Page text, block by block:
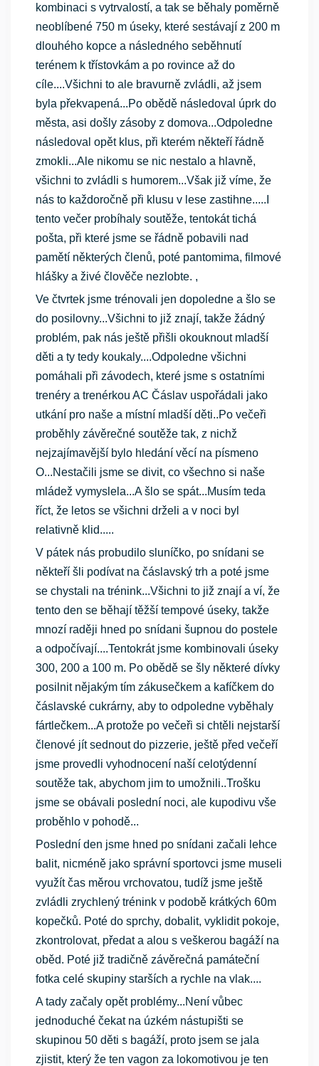
kombinaci s vytrvalostí, a tak se běhaly poměrně
neoblíbené 750 m úseky, které sestávají z 200 m
dlouhého kopce a následného seběhnutí
terénem k třístovkám a po rovince až do
cíle....Všichni to ale bravurně zvládli, až jsem
byla překvapená...Po obědě následoval úprk do
města, asi došly zásoby z domova...Odpoledne
následoval opět klus, při kterém někteří řádně
zmokli...Ale nikomu se nic nestalo a hlavně,
všichni to zvládli s humorem...Však již víme, že
nás to každoročně při klusu v lese zastihne.....I
tento večer probíhaly soutěže, tentokát tichá
pošta, při které jsme se řádně pobavili nad
pamětí některých členů, poté pantomima, filmové
hlášky a živé člověče nezlobte. ,
Ve čtvrtek jsme trénovali jen dopoledne a šlo se
do posilovny...Všichni to již znají, takže žádný
problém, pak nás ještě přišli okouknout mladší
děti a ty tedy koukaly....Odpoledne všichni
pomáhali při závodech, které jsme s ostatními
trenéry a trenérkou AC Čáslav uspořádali jako
utkání pro naše a místní mladší děti..Po večeři
proběhly závěrečné soutěže tak, z nichž
nejzajímavější bylo hledání věcí na písmeno
O...Nestačili jsme se divit, co všechno si naše
mládež vymyslela...A šlo se spát...Musím teda
říct, že letos se všichni drželi a v noci byl
relativně klid.....
V pátek nás probudilo sluníčko, po snídani se
někteří šli podívat na čáslavský trh a poté jsme
se chystali na trénink...Všichni to již znají a ví, že
tento den se běhají těžší tempové úseky, takže
mnozí raději hned po snídani šupnou do postele
a odpočívají....Tentokrát jsme kombinovali úseky
300, 200 a 100 m. Po obědě se šly některé dívky
posilnit nějakým tím zákusečkem a kafíčkem do
čáslavské cukrárny, aby to odpoledne vyběhaly
fártlečkem...A protože po večeři si chtěli nejstarší
členové jít sednout do pizzerie, ještě před večeří
jsme provedli vyhodnocení naší celotýdenní
soutěže tak, abychom jim to umožnili..Trošku
jsme se obávali poslední noci, ale kupodivu vše
proběhlo v pohodě...
Poslední den jsme hned po snídani začali lehce
balit, nicméně jako správní sportovci jsme museli
využít čas měrou vrchovatou, tudíž jsme ještě
zvládli zrychlený trénink v podobě krátkých 60m
kopečků. Poté do sprchy, dobalit, vyklidit pokoje,
zkontrolovat, předat a alou s veškerou bagáží na
oběd. Poté již tradičně závěrečná památeční
fotka celé skupiny starších a rychle na vlak....
A tady začaly opět problémy...Není vůbec
jednoduché čekat na úzkém nástupišti se
skupinou 50 děti s bagáží, proto jsem se jala
zjistit, který že ten vagon za lokomotivou je ten